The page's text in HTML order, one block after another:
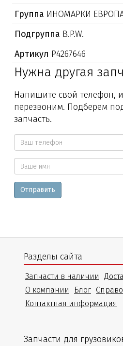
Группа ИНОМАРКИ
Подгруппа B.P.W.
Артикул Р4267646
Нужна другая
Напишите свой телефон,
перезвоним. Подберем
запчасть.
Ваш
телефон
*
Ваше
имя
Отправить
Разделы сайта
Запчасти в наличии
О компании
Блог
Контактная информация
Запчасти для